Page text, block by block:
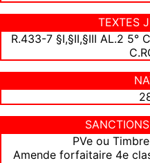
TEXTES
R.433-7 §I,§II,§III AL.2 5°
PVe ou
Amende forfaitaire 4e